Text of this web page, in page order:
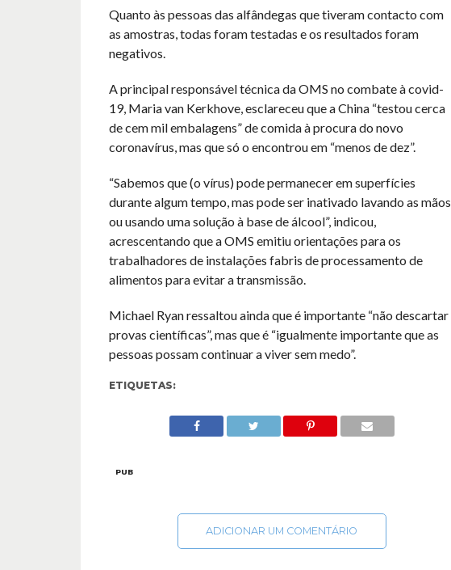
Quanto às pessoas das alfândegas que tiveram contacto com
as amostras, todas foram testadas e os resultados foram
negativos.
A principal responsável técnica da OMS no combate à covid-
19, Maria van Kerkhove, esclareceu que a China “testou cerca
de cem mil embalagens” de comida à procura do novo
coronavírus, mas que só o encontrou em “menos de dez”.
“Sabemos que (o vírus) pode permanecer em superfícies
durante algum tempo, mas pode ser inativado lavando as mãos
ou usando uma solução à base de álcool”, indicou,
acrescentando que a OMS emitiu orientações para os
trabalhadores de instalações fabris de processamento de
alimentos para evitar a transmissão.
Michael Ryan ressaltou ainda que é importante “não descartar
provas científicas”, mas que é “igualmente importante que as
pessoas possam continuar a viver sem medo”.
ETIQUETAS:
PUB
ADICIONAR UM COMENTÁRIO